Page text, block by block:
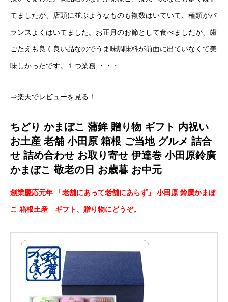
てましたが、店頭に並ぶようなものも複数はいていて、種類がバ
ランスよくはいてました。お正月のお節として食べましたが、歯
ごたえも良く良い品なのでうま味調味料が前面に出ていなくて美
味しかったです。１つ業務 ・・・
⇒楽天でレビューを見る！
ちどり かまぼこ 蒲鉾 贈り物 ギフト 内祝い
お土産 老舗 小田原 箱根 ご当地 グルメ 詰合
せ 詰め合わせ お取り寄せ 伊達巻 小田原鈴廣
かまぼこ 敬老の日 お歳暮 お中元
創業慶応元年 「老舗にあって老舗にあらず」 小田原 鈴廣かまぼ
こ 箱根土産 ギフト、贈り物にどうぞ。